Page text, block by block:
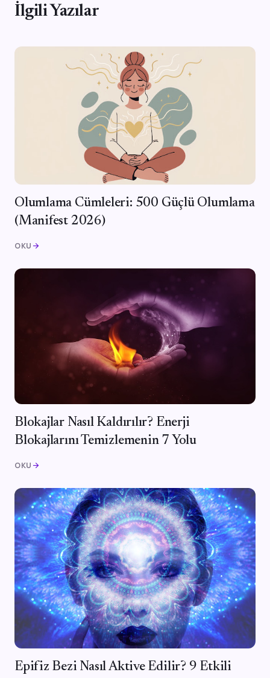
İlgili Yazılar
Olumlama Cümleleri: 500 Güçlü Olumlama
(Manifest 2026)
OKU arrow_forward
Blokajlar Nasıl Kaldırılır? Enerji
Blokajlarını Temizlemenin 7 Yolu
OKU arrow_forward
Epifiz Bezi Nasıl Aktive Edilir? 9 Etkili